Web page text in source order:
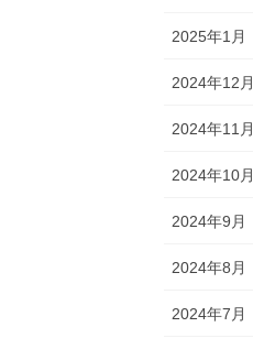
2025年1月
2024年12月
2024年11月
2024年10月
2024年9月
2024年8月
2024年7月